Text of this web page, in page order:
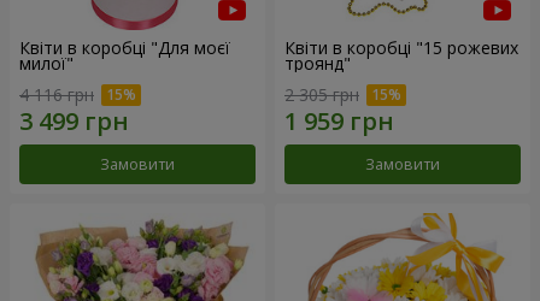
Квіти в коробці "Для моєї
милої"
4 116 грн
Замовити
Квіти в коробці "15 рожевих
троянд"
2 305 грн
Замовити